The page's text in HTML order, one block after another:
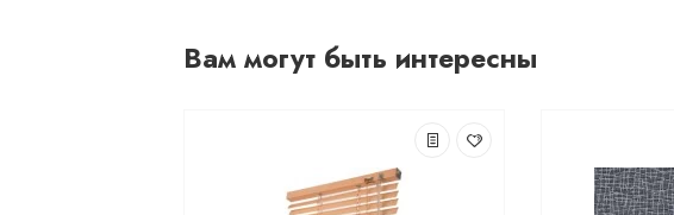
Вам могут быть интересны